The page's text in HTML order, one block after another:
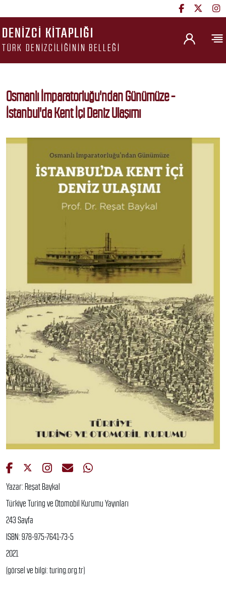
DENIZCI KITAPLIĞI
TÜRK DENIZCILIĞININ BELLEĞI
Osmanlı İmparatorluğu'ndan Günümüze -
İstanbul'da Kent İçi Deniz Ulaşımı
Yazar: Reşat Baykal
Türkiye Turing ve Otomobil Kurumu Yayınları
243 Sayfa
ISBN: 978-975-7641-73-5
2021
(görsel ve bilgi: turing.org.tr)